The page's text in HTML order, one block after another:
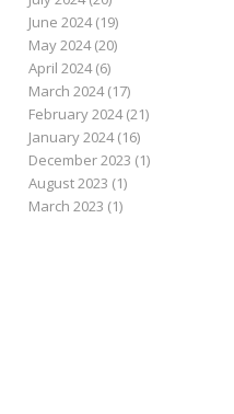
June 2024(19)
May 2024(20)
April 2024(6)
March 2024(17)
February 2024(21)
January 2024(16)
December 2023 (1)
August 2023 (1)
March 2023 (1)